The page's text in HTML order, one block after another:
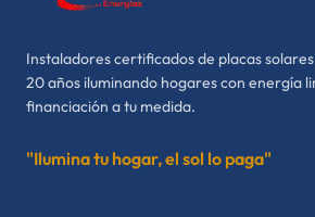
Instaladores certificados de placas
20 años iluminando hogares con energía
financiación a tu medida.
"Ilumina tu hogar, el sol lo paga"